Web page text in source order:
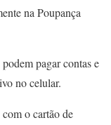
na Poupança
pagar contas e
no celular.
o cartão de